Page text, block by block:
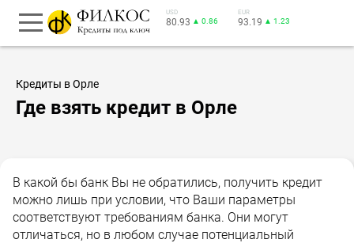
USD
80.93 ▲ 0.86
EUR
93.19 ▲ 1.23
Кредиты в Орле
Где взять кредит в Орле
В какой бы банк Вы не обратились, получить кредит
можно лишь при условии, что Ваши параметры
соответствуют требованиям банка. Они могут
отличаться, но в любом случае потенциальный